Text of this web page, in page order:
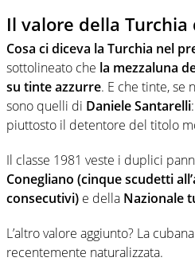
Il valore della
Cosa ci diceva la Turchia nel
sottolineato che la mezzaluna
su tinte azzurre. E che tinte, se
sono quelli di Daniele Santarelli
piuttosto il detentore del titolo
Il classe 1981 veste i duplici
Conegliano (cinque scudetti
consecutivi) e della Nazionale
L’altro valore aggiunto? La cubana
recentemente naturalizzata.